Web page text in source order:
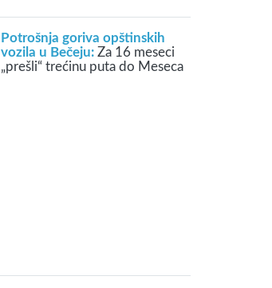
Potrošnja goriva opštinskih
vozila u Bečeju: Za 16 meseci
„prešli“ trećinu puta do Meseca